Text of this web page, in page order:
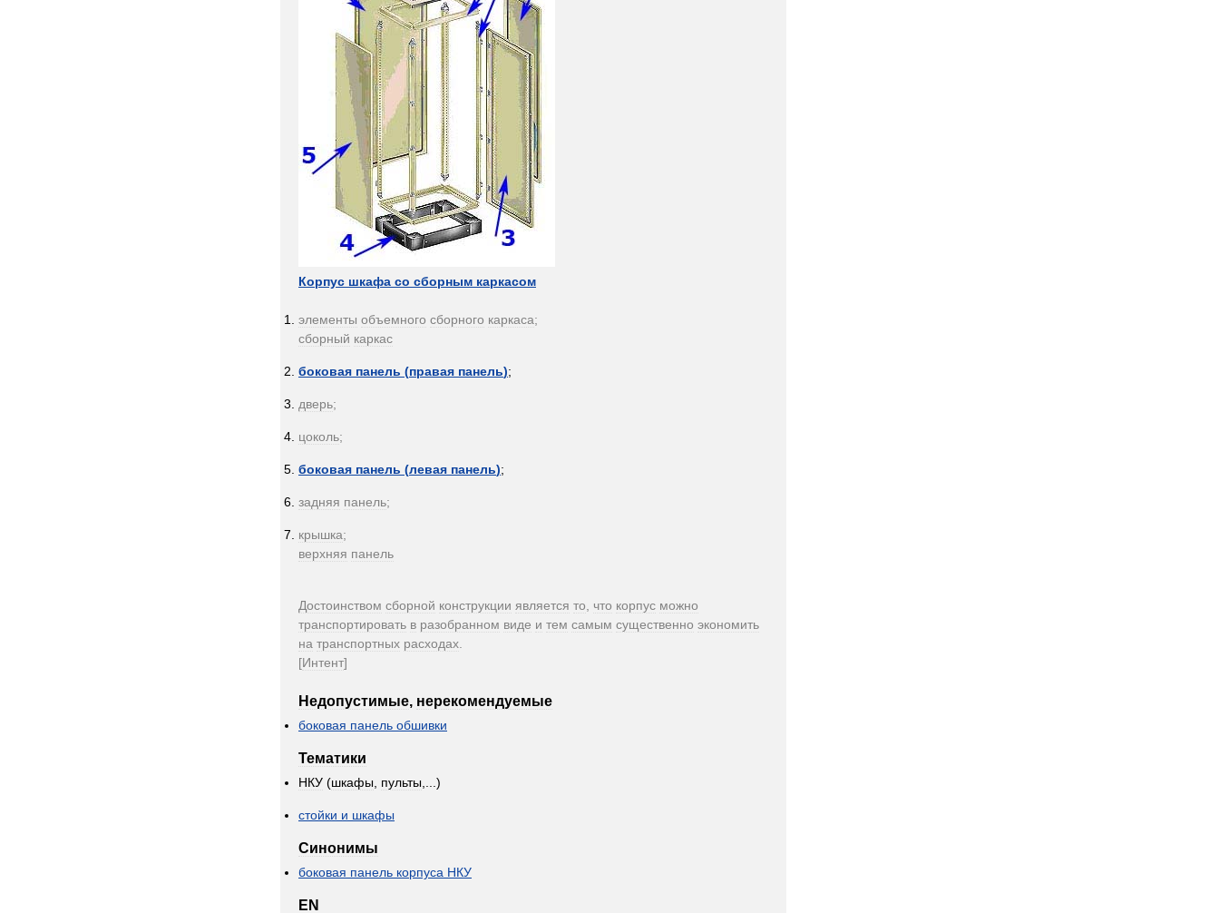
Корпус шкафа со сборным каркасом
элементы объемного сборного каркаса;
сборный каркас
боковая панель (правая панель);
дверь;
цоколь;
боковая панель (левая панель);
задняя панель;
крышка;
верхняя панель
Достоинством сборной конструкции является то что корпус можно
транспортировать в разобранном виде и тем самым существенно экономить
на транспортных расходах
[Интент]
Недопустимые, нерекомендуемые
боковая панель обшивки
Тематики
НКУ (шкафы пульты ,...)
стойки и шкафы
Синонимы
боковая панель корпуса НКУ
EN